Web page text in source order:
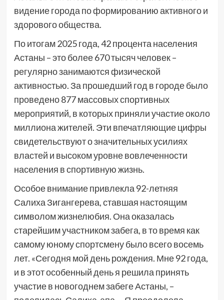
видение города по формированию активного и
здорового общества.
По итогам 2025 года, 42 процента населения
Астаны – это более 670 тысяч человек –
регулярно занимаются физической
активностью. За прошедший год в городе было
проведено 877 массовых спортивных
мероприятий, в которых приняли участие около
миллиона жителей. Эти впечатляющие цифры
свидетельствуют о значительных усилиях
властей и высоком уровне вовлеченности
населения в спортивную жизнь.
Особое внимание привлекла 92-летняя
Салиха Зигангерева, ставшая настоящим
символом жизнелюбия. Она оказалась
старейшим участником забега, в то время как
самому юному спортсмену было всего восемь
лет. «Сегодня мой день рождения. Мне 92 года,
и в этот особенный день я решила принять
участие в новогоднем забеге Астаны, –